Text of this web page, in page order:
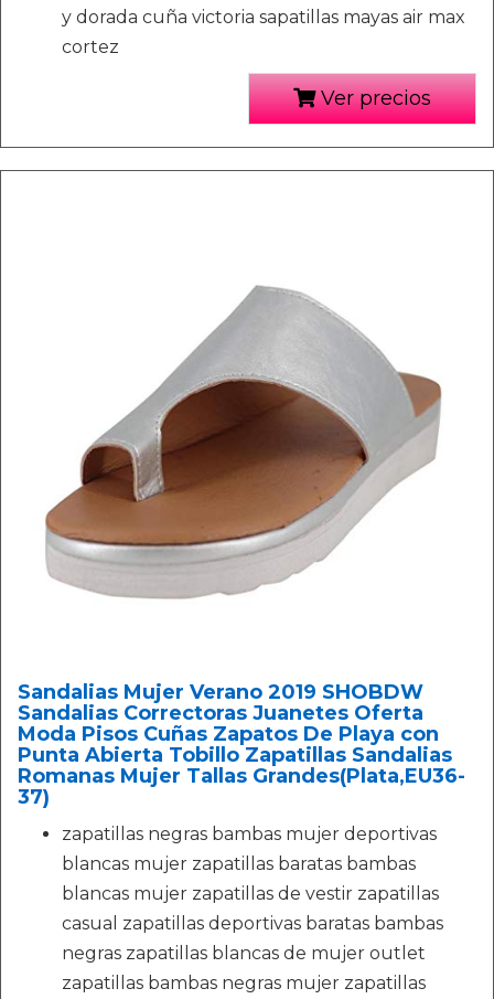
y dorada cuña victoria sapatillas mayas air max
cortez
Ver precios
Sandalias Mujer Verano 2019 SHOBDW
Sandalias Correctoras Juanetes Oferta
Moda Pisos Cuñas Zapatos De Playa con
Punta Abierta Tobillo Zapatillas Sandalias
Romanas Mujer Tallas Grandes(Plata,EU36-
37)
zapatillas negras bambas mujer deportivas
blancas mujer zapatillas baratas bambas
blancas mujer zapatillas de vestir zapatillas
casual zapatillas deportivas baratas bambas
negras zapatillas blancas de mujer outlet
zapatillas bambas negras mujer zapatillas